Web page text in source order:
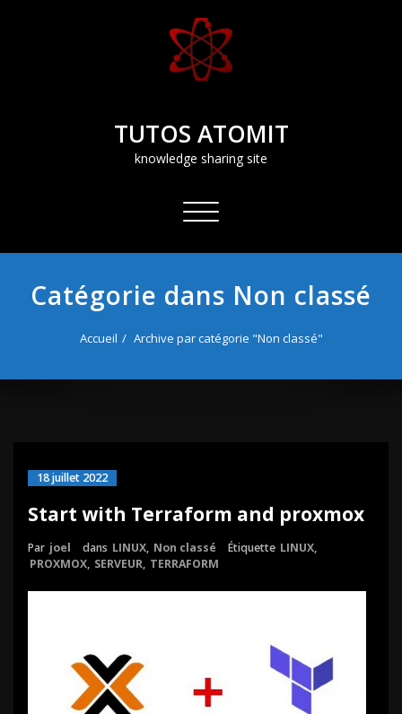
TUTOS ATOMIT
knowledge sharing site
Afficher/masquer
navigation
Catégorie dans Non classé
Accueil Archive par catégorie "Non classé"
18 juillet 2022
Start with Terraform and proxmox
Par joel dans LINUX, Non classé Étiquette LINUX,
PROXMOX, SERVEUR, TERRAFORM